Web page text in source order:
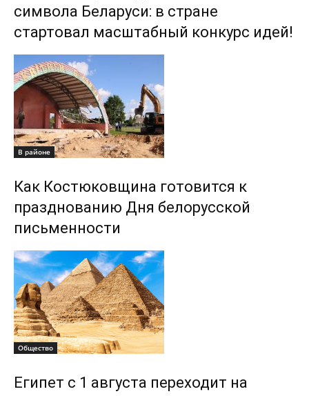
символа Беларуси: в стране
стартовал масштабный конкурс идей!
В районе
Как Костюковщина готовится к
празднованию Дня белорусской
письменности
Общество
Египет с 1 августа переходит на